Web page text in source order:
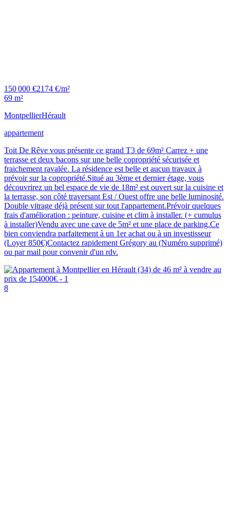
150 000 €2174 €/m²
69 m²
MontpellierHérault
appartement
Toit De Rêve vous présente ce grand T3 de 69m² Carrez + une
terrasse et deux bacons sur une belle copropriété sécurisée et
fraichement ravalée. La résidence est belle et aucun travaux à
prévoir sur la copropriété.Situé au 3ème et dernier étage, vous
découvrirez un bel espace de vie de 18m² est ouvert sur la cuisine et
la terrasse, son côté traversant Est / Ouest offre une belle luminosité.
Double vitrage déjà présent sur tout l'appartement.Prévoir quelques
frais d'amélioration : peinture, cuisine et clim à installer. (+ cumulus
à installer)Vendu avec une cave de 5m² et une place de parking.Ce
bien conviendra parfaitement à un 1er achat ou à un investisseur
(Loyer 850€)Contactez rapidement Grégory au (Numéro supprimé)
ou par mail pour convenir d'un rdv.
8